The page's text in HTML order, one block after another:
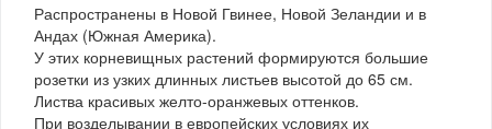
Распространены в Новой Гвинее, Новой Зеландии и в
Андах (Южная Америка).
У этих корневищных растений формируются большие
розетки из узких длинных листьев высотой до 65 см.
Листва красивых желто-оранжевых оттенков.
При возделывании в европейских условиях их